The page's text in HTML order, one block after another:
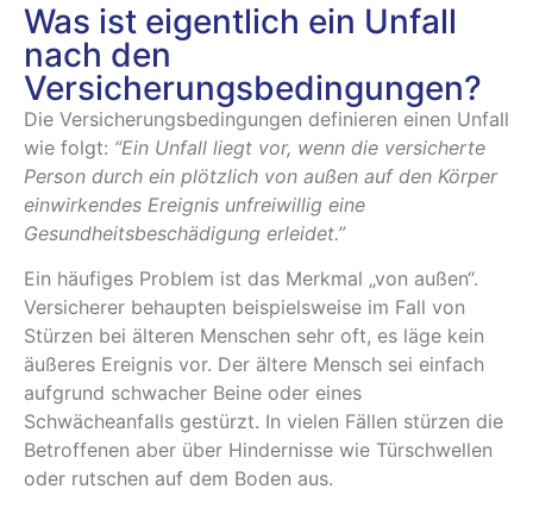
Was ist eigentlich ein Unfall
nach den
Versicherungsbedingungen?
Die Versicherungsbedingungen definieren einen Unfall
wie folgt: “Ein Unfall liegt vor, wenn die versicherte
Person durch ein plötzlich von außen auf den Körper
einwirkendes Ereignis unfreiwillig eine
Gesundheitsbeschädigung erleidet.”
Ein häufiges Problem ist das Merkmal „von außen“.
Versicherer behaupten beispielsweise im Fall von
Stürzen bei älteren Menschen sehr oft, es läge kein
äußeres Ereignis vor. Der ältere Mensch sei einfach
aufgrund schwacher Beine oder eines
Schwächeanfalls gestürzt. In vielen Fällen stürzen die
Betroffenen aber über Hindernisse wie Türschwellen
oder rutschen auf dem Boden aus.